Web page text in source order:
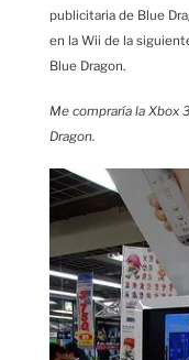
publicitaria de Blue
en la Wii de la
Blue Dragon.
Me compraría la Xbox
Dragon.